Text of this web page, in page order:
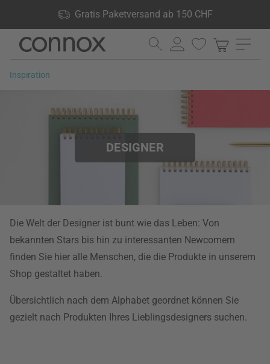
Gratis Paketversand ab 150 CHF
Produkte lagernd, 60 Tage Rückgaberecht
Direkt
Seiteninhalt
Direkt
Suchfeld
Inspiration
DESIGNER
Die Welt der Designer ist bunt wie das Leben: Von
bekannten Stars bis hin zu interessanten Newcomern
finden Sie hier alle Menschen, die die Produkte in unserem
Shop gestaltet haben.
Übersichtlich nach dem Alphabet geordnet können Sie
gezielt nach Produkten Ihres Lieblingsdesigners suchen.